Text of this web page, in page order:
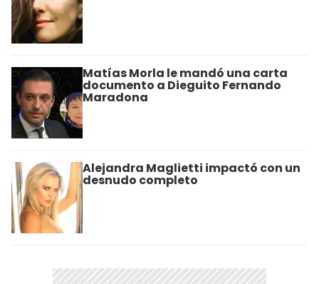
Matías Morla le mandó una carta
documento a Dieguito Fernando
Maradona
Alejandra Maglietti impactó con un
desnudo completo